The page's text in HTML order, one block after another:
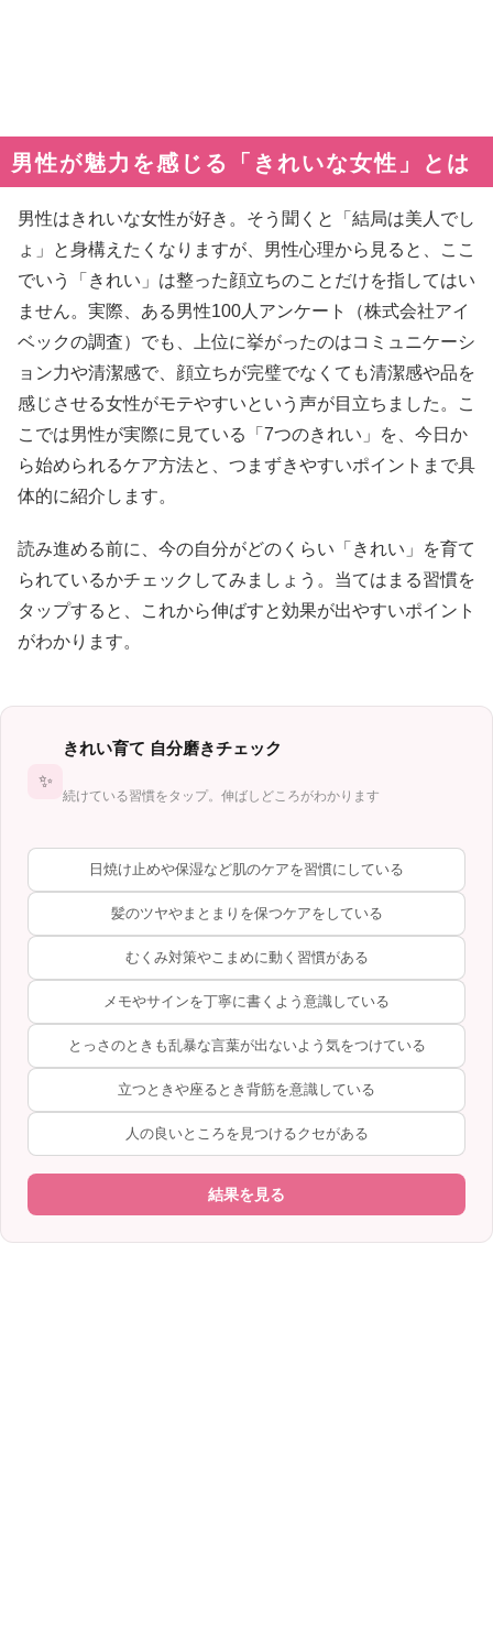
男性が魅力を感じる「きれいな女性」とは
男性はきれいな女性が好き。そう聞くと「結局は美人でし
ょ」と身構えたくなりますが、男性心理から見ると、ここ
でいう「きれい」は整った顔立ちのことだけを指してはい
ません。実際、ある男性100人アンケート（株式会社アイ
ベックの調査）でも、上位に挙がったのはコミュニケーシ
ョン力や清潔感で、顔立ちが完璧でなくても清潔感や品を
感じさせる女性がモテやすいという声が目立ちました。こ
こでは男性が実際に見ている「7つのきれい」を、今日か
ら始められるケア方法と、つまずきやすいポイントまで具
体的に紹介します。
読み進める前に、今の自分がどのくらい「きれい」を育て
られているかチェックしてみましょう。当てはまる習慣を
タップすると、これから伸ばすと効果が出やすいポイント
がわかります。
✨
きれい育て 自分磨きチェック
続けている習慣をタップ。伸ばしどころがわかります
日焼け止めや保湿など肌のケアを習慣にしている
髪のツヤやまとまりを保つケアをしている
むくみ対策やこまめに動く習慣がある
メモやサインを丁寧に書くよう意識している
とっさのときも乱暴な言葉が出ないよう気をつけている
立つときや座るとき背筋を意識している
人の良いところを見つけるクセがある
結果を見る